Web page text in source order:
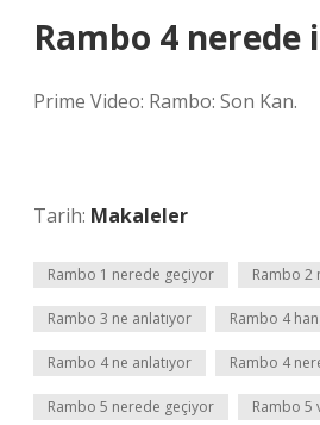
Rambo 4 nerede
Prime Video: Rambo: Son Kan.
Tarih: Makaleler
Rambo 1 nerede geçiyor Rambo 2
Rambo 3 ne anlatıyor Rambo 4
Rambo 4 ne anlatıyor Rambo 4
Rambo 5 nerede geçiyor Rambo 5